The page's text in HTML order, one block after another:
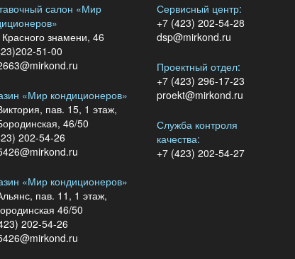
салон «Мир
Красного знамени, 46
51-00
«Мир кондиционеров»
пав. 15, 1 этаж,
46/50
202-54-26
«Мир кондиционеров»
пав. 11, 1 этаж,
46/50
202-54-26
Сервисный центр:
+7 (423) 202-54-28
dsp@mirkond.ru
Проектный отдел:
+7 (423) 296-17-23
proekt@mirkond.ru
Служба контроля
качества:
+7 (423) 202-54-27